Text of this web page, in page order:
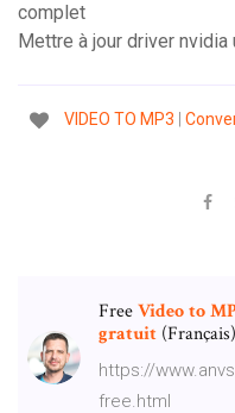
complet
Mettre à jour driver nvidia
VIDEO TO MP3
FreeVideoto
gratuit (Français)
https://
free.html